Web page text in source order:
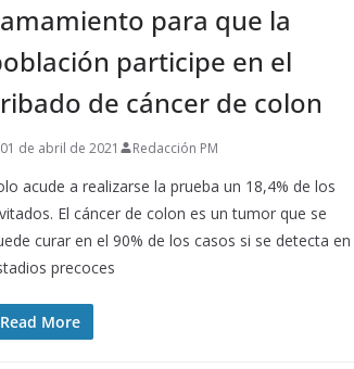
para que la
participe en el
de cáncer de colon
01 de abril de 2021 Redacción PM
acude a realizarse la prueba un 18,4% de los
El cáncer de colon es un tumor que se
curar en el 90% de los casos si se detecta en
precoces
Read More